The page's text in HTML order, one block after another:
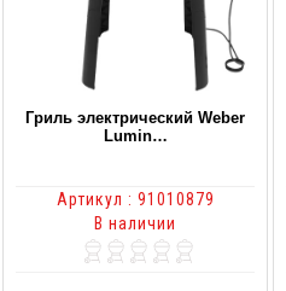
Гриль электрический Weber
Lumin…
Артикул : 91010879
В наличии